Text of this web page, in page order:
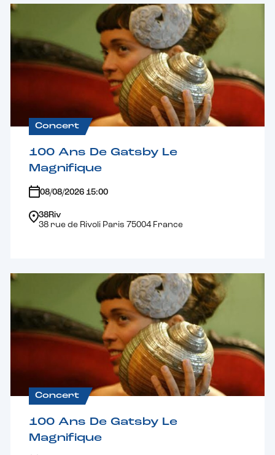
Concert
100 Ans De Gatsby Le
Magnifique
08/08/2026 15:00
38Riv
38 rue de Rivoli Paris 75004 France
Concert
100 Ans De Gatsby Le
Magnifique